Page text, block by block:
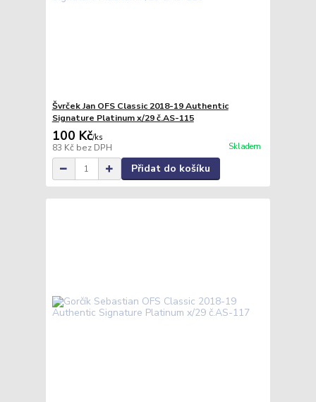
Švrček Jan OFS Classic 2018-19 Authentic
Signature Platinum x/29 č.AS-115
100 Kč/ks
83 Kč bez DPH Skladem
Přidat do košíku